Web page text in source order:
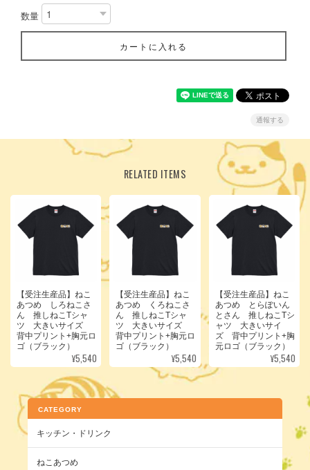
数量
カートに入れる
通報する
RELATED ITEMS
【受注生産品】ねこ
あつめ しろねこさ
ん 推しねこTシャ
ツ 大きいサイズ
背中プリント+胸元ロ
ゴ（ブラック）
¥5,540
【受注生産品】ねこ
あつめ くろねこさ
ん 推しねこTシャ
ツ 大きいサイズ
背中プリント+胸元ロ
ゴ（ブラック）
¥5,540
【受注生産品】ねこ
あつめ とらぽいん
とさん 推しねこTシ
ャツ 大きいサイ
ズ 背中プリント+胸
元ロゴ（ブラック）
¥5,540
CATEGORY
キッチン・ドリンク
ねこあつめ